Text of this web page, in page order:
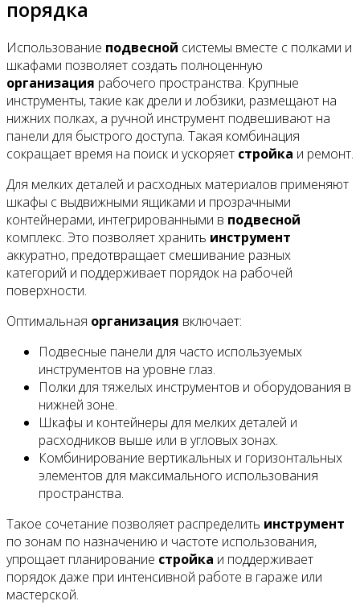
порядка
Использование подвесной системы вместе с полками и
шкафами позволяет создать полноценную
организация рабочего пространства. Крупные
инструменты, такие как дрели и лобзики, размещают на
нижних полках, а ручной инструмент подвешивают на
панели для быстрого доступа. Такая комбинация
сокращает время на поиск и ускоряет стройка и ремонт.
Для мелких деталей и расходных материалов применяют
шкафы с выдвижными ящиками и прозрачными
контейнерами, интегрированными в подвесной
комплекс. Это позволяет хранить инструмент
аккуратно, предотвращает смешивание разных
категорий и поддерживает порядок на рабочей
поверхности.
Оптимальная организация включает:
Подвесные панели для часто используемых
инструментов на уровне глаз.
Полки для тяжелых инструментов и оборудования в
нижней зоне.
Шкафы и контейнеры для мелких деталей и
расходников выше или в угловых зонах.
Комбинирование вертикальных и горизонтальных
элементов для максимального использования
пространства.
Такое сочетание позволяет распределить инструмент
по зонам по назначению и частоте использования,
упрощает планирование стройка и поддерживает
порядок даже при интенсивной работе в гараже или
мастерской.